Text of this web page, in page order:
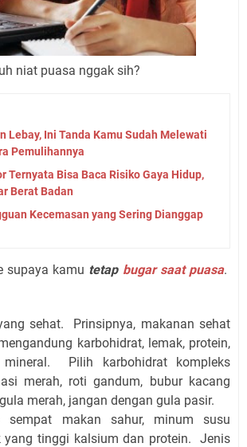
niat puasa nggak sih?
Lebay, Ini Tanda Kamu Sudah Melewati
Pemulihannya
Ternyata Bisa Baca Risiko Gaya Hidup,
Berat Badan
Kecemasan yang Sering Dianggap
supaya kamu tetap bugar saat puasa.
sehat. Prinsipnya, makanan sehat
karbohidrat, lemak, protein,
Pilih karbohidrat kompleks
merah, roti gandum, bubur kacang
merah, jangan dengan gula pasir.
sempat makan sahur, minum susu
yang tinggi kalsium dan protein. Jenis